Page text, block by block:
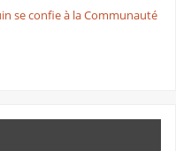
se confie à la Communauté